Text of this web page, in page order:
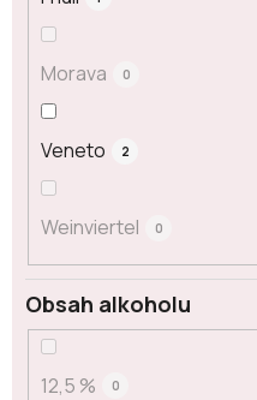
Morava 0
Veneto 2
Weinviertel 0
Obsah alkoholu
12,5 % 0